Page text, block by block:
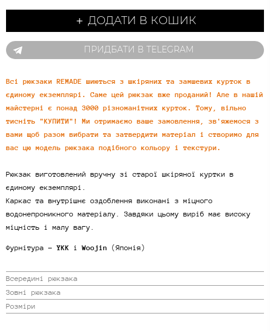
＋ ДОДАТИ В КОШИК
ПРИДБАТИ В TELEGRAM
Всі рюкзаки REMADE шиються з шкіряних та замшевих курток в
єдиному екземплярі. Саме цей рюкзак вже проданий! Але в нашій
майстерні є понад 3000 різноманітних курток. Тому, вільно
тисніть "КУПИТИ"! Ми отримаємо ваше замовлення, зв'яжемося з
вами щоб разом вибрати та затвердити матеріал і створимо для
вас цю модель рюкзака подібного кольору і текстури.
Рюкзак виготовлений вручну зі старої шкіряної куртки в
єдиному екземплярі.
Каркас та внутрішнє оздоблення виконані з міцного
водонепроникного матеріалу. Завдяки цьому виріб має високу
міцність і малу вагу.
Фурнітура -YKK іWoojin (Японія)
Всередині рюкзака
Зовні рюкзака
Розміри